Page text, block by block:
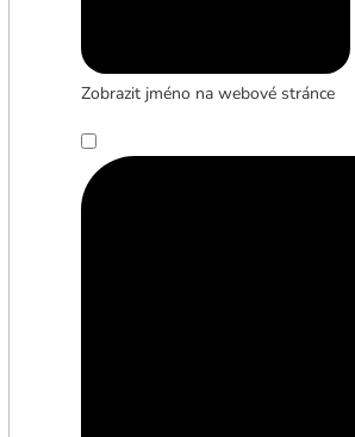
Zobrazit jméno na webové stránce